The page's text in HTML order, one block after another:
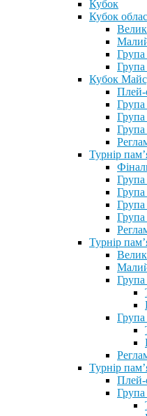
Кубок
Кубок
Кубок
Турнір
Турнір
Турнір